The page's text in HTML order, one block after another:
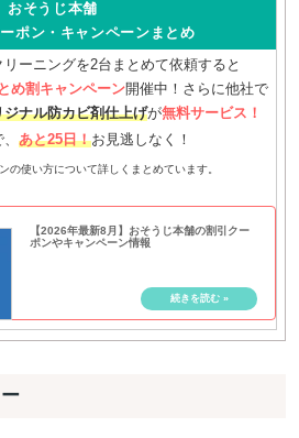
おそうじ本舗
ポン・キャンペーンまとめ
リーニングを2台まとめて依頼すると
め割キャンペーン開催中！さらに他社で
ジナル防カビ剤仕上げが無料サービス！
あと25日！お見逃しなく！
の使い方について詳しくまとめています。
【2026年最新8月】おそうじ本舗の割引クー
ポンやキャンペーン情報